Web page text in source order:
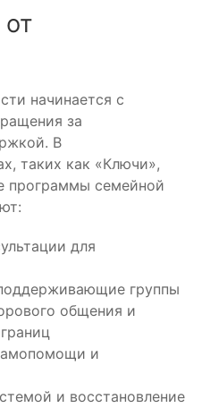
начинается с
за
В
таких как «Ключи»,
программы семейной
для
группы
общения и
и
и восстановление